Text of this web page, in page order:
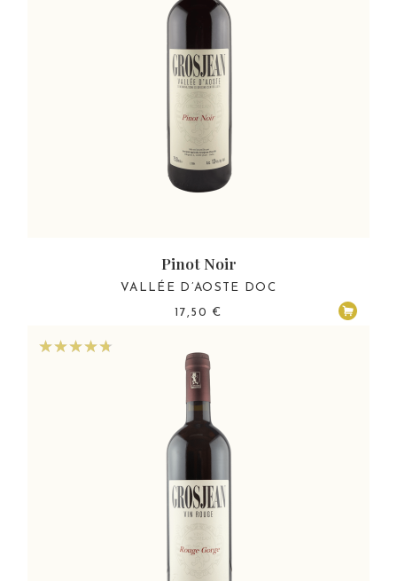
Pinot Noir
VALLÉE D’AOSTE DOC
17,50 €